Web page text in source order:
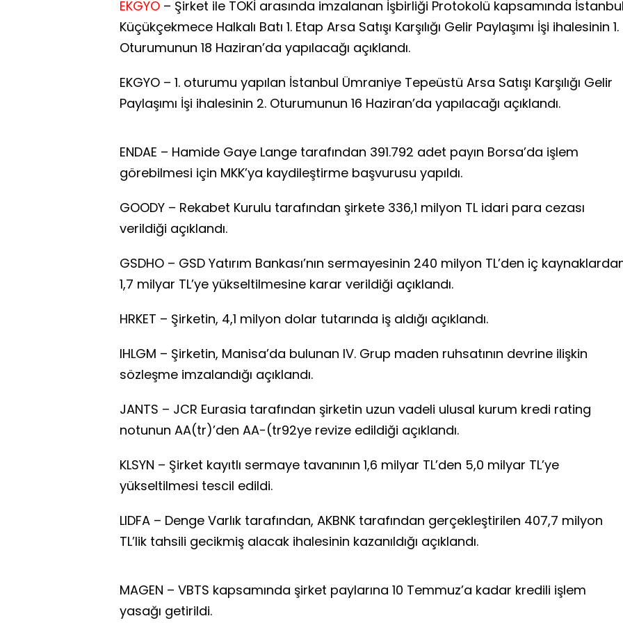
EKGYO – Şirket ile TOKİ arasında imzalanan İşbirliği Protokolü kapsamında
Küçükçekmece Halkalı Batı 1. Etap Arsa Satışı Karşılığı Gelir Paylaşımı İşi ihalesinin 1.
Oturumunun 18 Haziran’da yapılacağı açıklandı.
EKGYO – 1. oturumu yapılan İstanbul Ümraniye Tepeüstü Arsa Satışı Karşılığı Gelir
Paylaşımı İşi ihalesinin 2. Oturumunun 16 Haziran’da yapılacağı açıklandı.
ENDAE – Hamide Gaye Lange tarafından 391.792 adet payın Borsa’da işlem
görebilmesi için MKK’ya kaydileştirme başvurusu yapıldı.
GOODY – Rekabet Kurulu tarafından şirkete 336,1 milyon TL idari para cezası
verildiği açıklandı.
GSDHO – GSD Yatırım Bankası’nın sermayesinin 240 milyon TL’den iç
1,7 milyar TL’ye yükseltilmesine karar verildiği açıklandı.
HRKET – Şirketin, 4,1 milyon dolar tutarında iş aldığı açıklandı.
IHLGM – Şirketin, Manisa’da bulunan IV. Grup maden ruhsatının devrine ilişkin
sözleşme imzalandığı açıklandı.
JANTS – JCR Eurasia tarafından şirketin uzun vadeli ulusal kurum kredi rating
notunun AA(tr)’den AA-(tr92ye revize edildiği açıklandı.
KLSYN – Şirket kayıtlı sermaye tavanının 1,6 milyar TL’den 5,0 milyar TL’ye
yükseltilmesi tescil edildi.
LIDFA – Denge Varlık tarafından, AKBNK tarafından gerçekleştirilen 407,7 milyon
TL’lik tahsili gecikmiş alacak ihalesinin kazanıldığı açıklandı.
MAGEN – VBTS kapsamında şirket paylarına 10 Temmuz’a kadar kredili işlem
yasağı getirildi.